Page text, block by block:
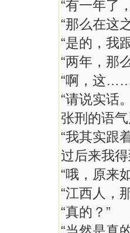
“有一年了
“那么在这
“是的，我
“两年，那
“啊，这
“请说实话
张刑的语
“我其实跟
过后来我
“哦，原来
“江西人，
“真的？”